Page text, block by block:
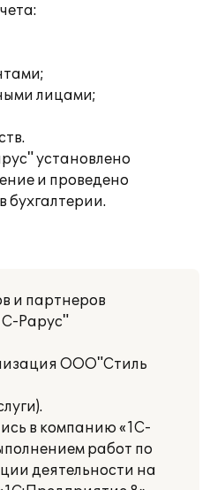
лицами;
установлено
и проведено
бухгалтерии.
и партнеров
Рарус"
ООО"Стиль
в компанию «1С-
работ по
деятельности на